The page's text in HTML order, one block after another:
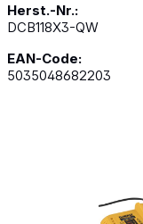
Herst.-Nr.:
DCB118X3-QW
EAN-Code:
5035048682203